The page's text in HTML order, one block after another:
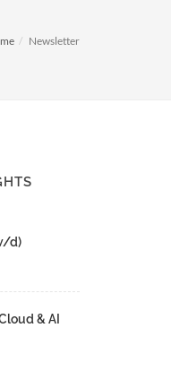
Newsletter
d)
& AI